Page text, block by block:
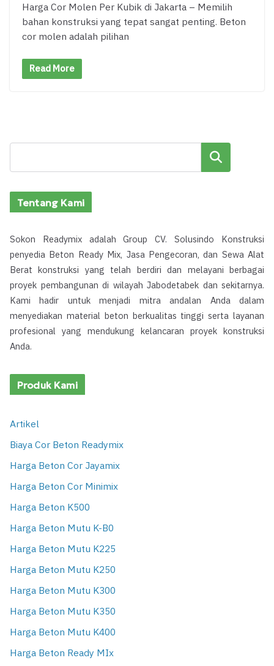
Harga Cor Molen Per Kubik di Jakarta – Memilih
bahan konstruksi yang tepat sangat penting. Beton
cor molen adalah pilihan
Read More
Cari
Tentang Kami
Sokon Readymix adalah Group CV. Solusindo Konstruksi
penyedia Beton Ready Mix, Jasa Pengecoran, dan Sewa Alat
Berat konstruksi yang telah berdiri dan melayani berbagai
proyek pembangunan di wilayah Jabodetabek dan sekitarnya.
Kami hadir untuk menjadi mitra andalan Anda dalam
menyediakan material beton berkualitas tinggi serta layanan
profesional yang mendukung kelancaran proyek konstruksi
Anda.
Produk Kami
Artikel
Biaya Cor Beton Readymix
Harga Beton Cor Jayamix
Harga Beton Cor Minimix
Harga Beton K500
Harga Beton Mutu K-B0
Harga Beton Mutu K225
Harga Beton Mutu K250
Harga Beton Mutu K300
Harga Beton Mutu K350
Harga Beton Mutu K400
Harga Beton Ready MIx